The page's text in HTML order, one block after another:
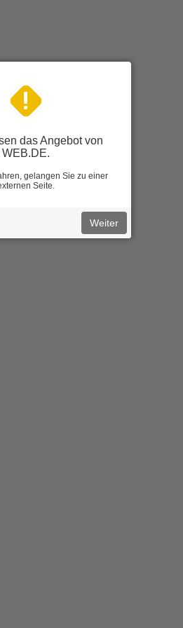
das Angebot von
WEB.DE.
gelangen Sie zu einer
Seite.
Weiter